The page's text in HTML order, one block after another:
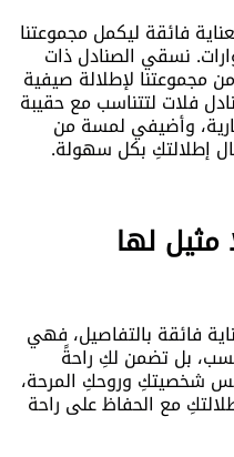
فائقة ليكمل مجموعتنا
نسقي الصنادل ذات
مجموعتنا لإطلالة صيفية
فلات لتتناسب مع حقيبة
وأضيفي لمسة من
إطلالتكِ بكل سهولة.
مثيل لها
فائقة بالتفاصيل، فهي
بل تضمن لكِ راحةً
شخصيتكِ وروحكِ المرحة،
مع الحفاظ على راحة